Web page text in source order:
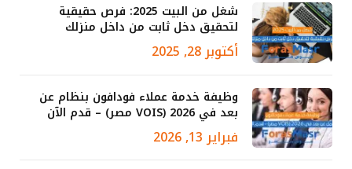
شغل من البيت 2025: فرص حقيقية
لتحقيق دخل ثابت من داخل منزلك
أكتوبر 28, 2025
وظيفة خدمة عملاء فودافون بنظام عن
بعد في 2026 (VOIS مصر) – قدم الآن
فبراير 13, 2026